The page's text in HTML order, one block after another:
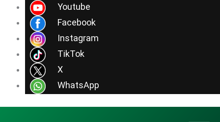
Youtube
Facebook
Instagram
TikTok
X
WhatsApp
contenido